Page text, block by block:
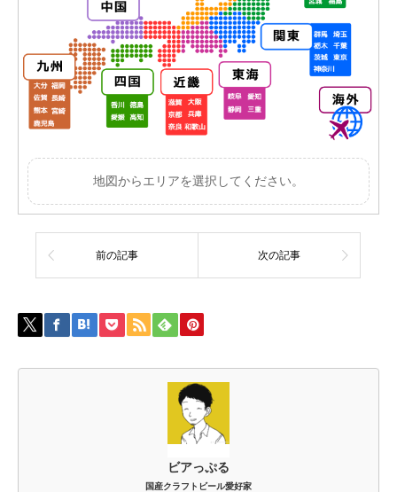
地図からエリアを選択してください。
前の記事 次の記事
ビアっぷる
国産クラフトビール愛好家